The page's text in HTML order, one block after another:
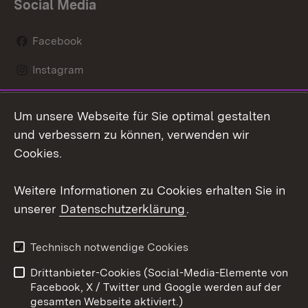
Social Media
Facebook
Instagram
Social Wall
Youtube
Kontakt
Datenschutz
Barrierefreiheit
Impressum Cookies
Um unsere Webseite für Sie optimal gestalten
und verbessern zu können, verwenden wir
Cookies.
Weitere Informationen zu Cookies erhalten Sie in
unserer Datenschutzerklärung.
Technisch notwendige Cookies
Drittanbieter-Cookies (Social-Media-Elemente von
Facebook, X / Twitter und Google werden auf der
gesamten Webseite aktiviert.)